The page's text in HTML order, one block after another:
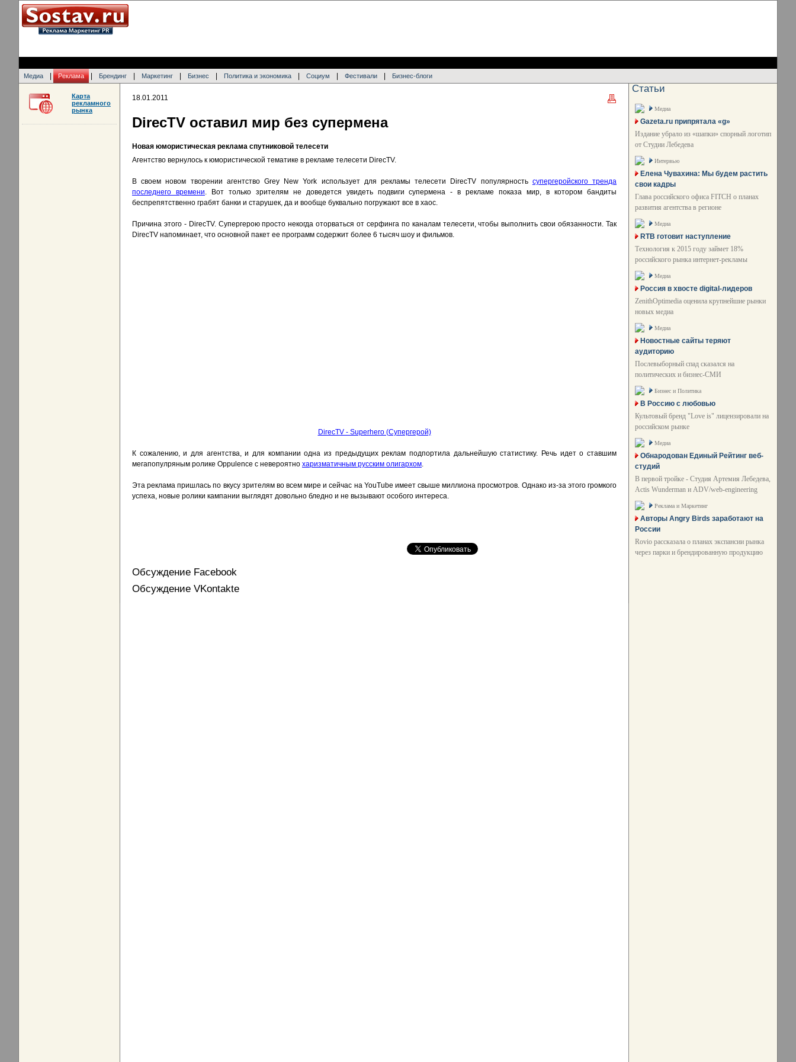
Медиа Реклама Брендинг Маркетинг Бизнес Политика и экономика Социум Фестивали Бизнес-блоги
18.01.2011
DirecTV оставил мир без супермена
Новая юмористическая реклама спутниковой телесети
Агентство вернулось к юмористической тематике в рекламе телесети DirecTV.
В своем новом творении агентство Grey New York использует для рекламы телесети DirecTV популярность супергеройского тренда
последнего времени. Вот только зрителям не доведется увидеть подвиги супермена - в рекламе показа мир, в котором бандиты
беспрепятственно грабят банки и старушек, да и вообще буквально погружают все в хаос.
Причина этого - DirecTV. Супергерою просто некогда оторваться от серфинга по каналам телесети, чтобы выполнить свои обязанности. Так
DirecTV напоминает, что основной пакет ее программ содержит более 6 тысяч шоу и фильмов.
DirecTV - Superhero (Супергерой)
К сожалению, и для агентства, и для компании одна из предыдущих реклам подпортила дальнейшую статистику. Речь идет о ставшим
мегапопулряным ролике Oppulence с невероятно харизматичным русским олигархом.
Эта реклама пришлась по вкусу зрителям во всем мире и сейчас на YouTube имеет свыше миллиона просмотров. Однако из-за этого громкого
успеха, новые ролики кампании выглядят довольно бледно и не вызывают особого интереса.
Обсуждение Facebook
Обсуждение VKontakte
Карта
рекламного
рынка
Статьи
Медиа
Gazeta.ru припрятала «g»
Издание убрало из «шапки» спорный логотип
от Студии Лебедева
Интервью
Елена Чувахина: Мы будем растить
свои кадры
Глава российского офиса FITCH о планах
развития агентства в регионе
Медиа
RTB готовит наступление
Технология к 2015 году займет 18%
российского рынка интернет-рекламы
Медиа
Россия в хвосте digital-лидеров
ZenithOptimedia оценила крупнейшие рынки
новых медиа
Медиа
Новостные сайты теряют
аудиторию
Послевыборный спад сказался на
политических и бизнес-СМИ
Бизнес и Политика
В Россию с любовью
Культовый бренд "Love is" лицензировали на
российском рынке
Медиа
Обнародован Единый Рейтинг веб-
студий
В первой тройке - Студия Артемия Лебедева,
Actis Wunderman и ADV/web-engineering
Реклама и Маркетинг
Авторы Angry Birds заработают на
России
Rovio рассказала о планах экспансии рынка
через парки и брендированную продукцию